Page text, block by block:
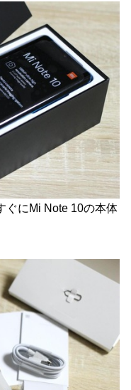
ぐにMi Note 10の本体